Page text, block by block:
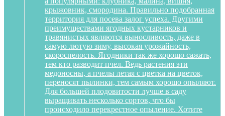
крыжовник, смородина. Правильно подобранная
территория для посева залог успеха. Другими
преимуществами ягодных кустарников и
травянистых являются выносливость, даже в
самую лютую зиму, высокая урожайность,
скороспелость. Ягодники так же хорошо сажать,
тем кто разводит пчел. Ведь растения эти
медоносны, а пчелы летая с цветка на цветок,
переносят пылинки, тем самым хорошо опыляют.
Для большей плодовитости лучше в саду
выращивать несколько сортов, что бы
происходило перекрестное опыление. Хотите